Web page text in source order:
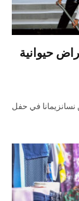
حيوانية
نسانزيمانا في حفل